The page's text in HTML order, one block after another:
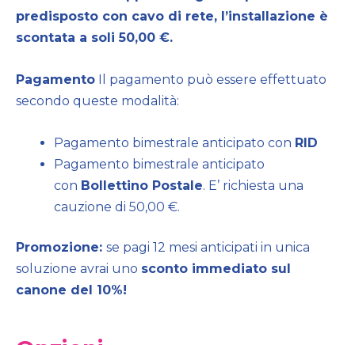
predisposto con cavo di rete, l’installazione è
scontata a soli 50,00 €.
Pagamento Il pagamento può essere effettuato
secondo queste modalità:
Pagamento bimestrale anticipato con RID
Pagamento bimestrale anticipato
con Bollettino Postale. E’ richiesta una
cauzione di 50,00 €.
Promozione: se pagi 12 mesi anticipati in unica
soluzione avrai uno sconto immediato sul
canone del 10%!